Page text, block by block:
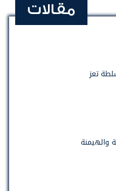
مقالات
تعز
والهيمنة